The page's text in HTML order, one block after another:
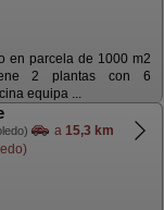
en parcela de 1000 m2
2 plantas con 6
equipa ...
a 15,3 km